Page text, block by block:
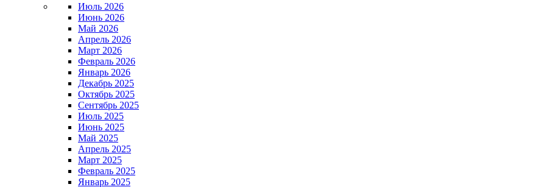
Июль 2026
Июнь 2026
Май 2026
Апрель 2026
Март 2026
Февраль 2026
Январь 2026
Декабрь 2025
Октябрь 2025
Сентябрь 2025
Июль 2025
Июнь 2025
Май 2025
Апрель 2025
Март 2025
Февраль 2025
Январь 2025